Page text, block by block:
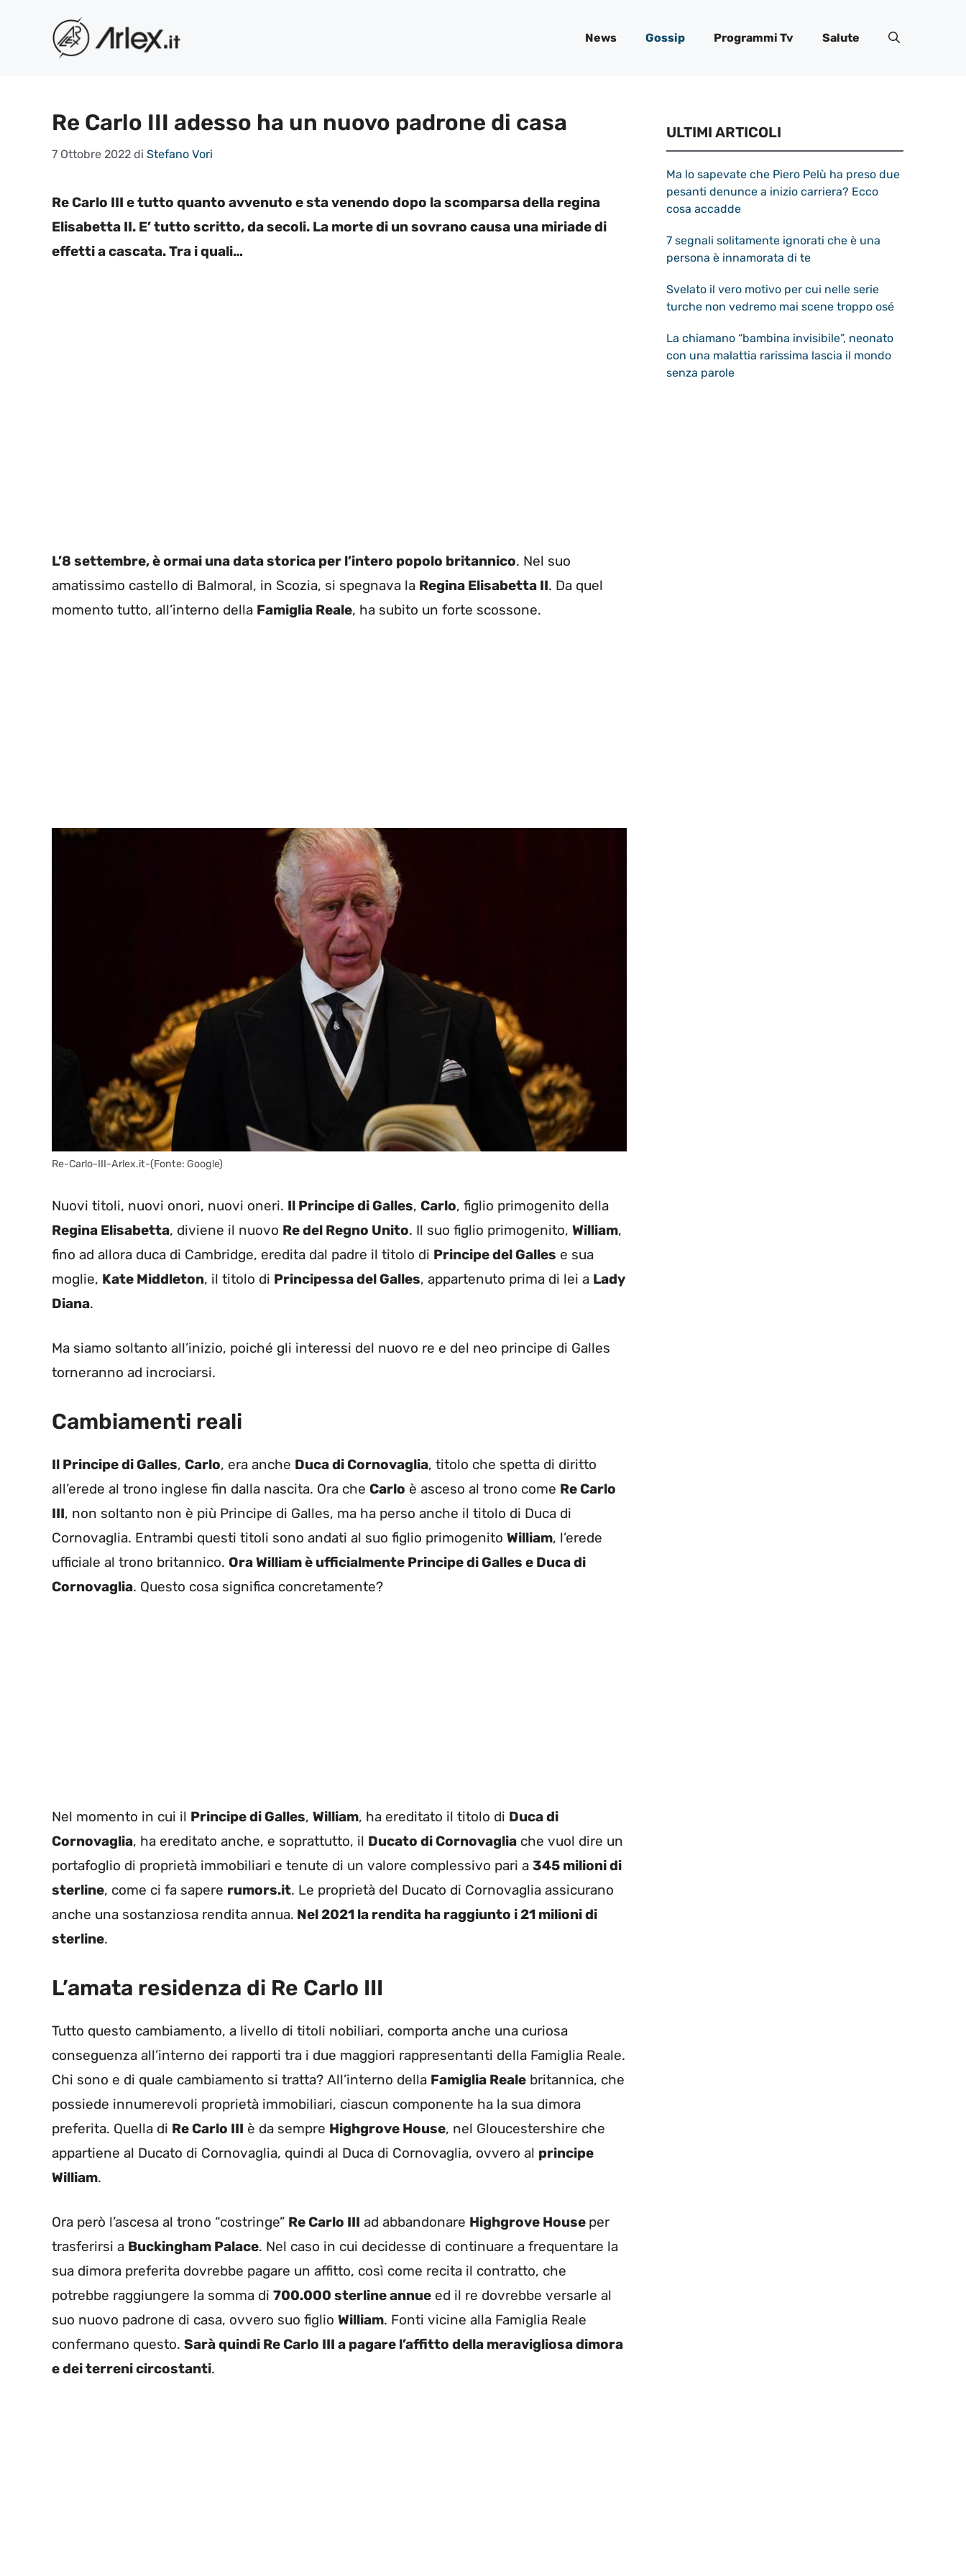
contenuto
News Gossip Programmi Tv Salute
Re Carlo III adesso ha un nuovo padrone di casa
7 Ottobre 2022 di Stefano Vori
Re Carlo III e tutto quanto avvenuto e sta venendo dopo la scomparsa della regina
Elisabetta II. E’ tutto scritto, da secoli. La morte di un sovrano causa una miriade di
effetti a cascata. Tra i quali…
L’8 settembre, è ormai una data storica per l’intero popolo britannico. Nel suo
amatissimo castello di Balmoral, in Scozia, si spegnava la Regina Elisabetta II. Da quel
momento tutto, all’interno della Famiglia Reale, ha subito un forte scossone.
Re-Carlo-III-Arlex.it-(Fonte: Google)
Nuovi titoli, nuovi onori, nuovi oneri. Il Principe di Galles, Carlo, figlio primogenito della
Regina Elisabetta, diviene il nuovo Re del Regno Unito. Il suo figlio primogenito, William,
fino ad allora duca di Cambridge, eredita dal padre il titolo di Principe del Galles e sua
moglie, Kate Middleton, il titolo di Principessa del Galles, appartenuto prima di lei a Lady
Diana.
Ma siamo soltanto all’inizio, poiché gli interessi del nuovo re e del neo principe di Galles
torneranno ad incrociarsi.
Cambiamenti reali
Il Principe di Galles, Carlo, era anche Duca di Cornovaglia, titolo che spetta di diritto
all’erede al trono inglese fin dalla nascita. Ora che Carlo è asceso al trono come Re Carlo
III, non soltanto non è più Principe di Galles, ma ha perso anche il titolo di Duca di
Cornovaglia. Entrambi questi titoli sono andati al suo figlio primogenito William, l’erede
ufficiale al trono britannico. Ora William è ufficialmente Principe di Galles e Duca di
Cornovaglia. Questo cosa significa concretamente?
Nel momento in cui il Principe di Galles, William, ha ereditato il titolo di Duca di
Cornovaglia, ha ereditato anche, e soprattutto, il Ducato di Cornovaglia che vuol dire un
portafoglio di proprietà immobiliari e tenute di un valore complessivo pari a 345 milioni di
sterline, come ci fa sapere rumors.it. Le proprietà del Ducato di Cornovaglia assicurano
anche una sostanziosa rendita annua. Nel 2021 la rendita ha raggiunto i 21 milioni di
sterline.
L’amata residenza di Re Carlo III
Tutto questo cambiamento, a livello di titoli nobiliari, comporta anche una curiosa
conseguenza all’interno dei rapporti tra i due maggiori rappresentanti della Famiglia Reale.
Chi sono e di quale cambiamento si tratta? All’interno della Famiglia Reale britannica, che
possiede innumerevoli proprietà immobiliari, ciascun componente ha la sua dimora
preferita. Quella di Re Carlo III è da sempre Highgrove House, nel Gloucestershire che
appartiene al Ducato di Cornovaglia, quindi al Duca di Cornovaglia, ovvero al principe
William.
Ora però l’ascesa al trono “costringe” Re Carlo III ad abbandonare Highgrove House per
trasferirsi a Buckingham Palace. Nel caso in cui decidesse di continuare a frequentare la
sua dimora preferita dovrebbe pagare un affitto, così come recita il contratto, che
potrebbe raggiungere la somma di 700.000 sterline annue ed il re dovrebbe versarle al
suo nuovo padrone di casa, ovvero suo figlio William. Fonti vicine alla Famiglia Reale
confermano questo. Sarà quindi Re Carlo III a pagare l’affitto della meravigliosa dimora
e dei terreni circostanti.
ULTIMI ARTICOLI
Ma lo sapevate che Piero Pelù ha preso due
pesanti denunce a inizio carriera? Ecco
cosa accadde
7 segnali solitamente ignorati che è una
persona è innamorata di te
Svelato il vero motivo per cui nelle serie
turche non vedremo mai scene troppo osé
La chiamano “bambina invisibile”, neonato
con una malattia rarissima lascia il mondo
senza parole